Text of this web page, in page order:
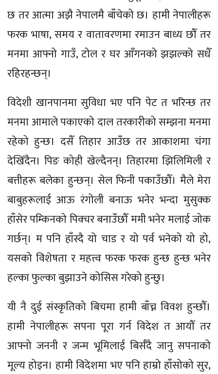
छ तर आत्मा अझै नेपालमै बाँचेको छ। हामी नेपालीहरू
फरक भाषा, समय र वातावरणमा रमाउन बाध्य छौँ तर
मनमा आफ्नो गाउँ, टोल र घर आँगनको झझल्को सधैँ
रहिरहन्छन्।
विदेशी खानपानमा सुविधा भए पनि पेट त भरिन्छ तर
मनमा आमाले पकाएको दाल तरकारीको सम्झना मनमा
रहेको हुन्छ। दसैँ तिहार आउँछ तर आकाशमा चंगा
देखिँदैन। पिङ कोही खेल्दैनन्। तिहारमा झिलिमिली र
बत्तीहरू बलेका हुन्छन्। सेल फिनी पकाउँछौँ। मैले मेरा
बाबुहरूलाई आऊ रंगोली बनाऊ भनेर भन्दा मुसुक्क
हाँसेर पम्किनको पिक्चर बनाउँछौँ ममी भनेर मलाई जोक
गर्छन्। म पनि हाँस्दै यो चाड र यो पर्व भनेको यो हो,
यसको विशेषता र महत्त्व फरक फरक हुन्छ हुन्छ भनेर
हल्का फुल्का बुझाउने कोसिस गरेको हुन्छु।
यी नै दुई संस्कृतिको बिचमा हामी बाँच्न विवश हुन्छौँ।
हामी नेपालीहरू सपना पूरा गर्न विदेश त आयौँ तर
आफ्नो जननी र जन्म भूमिलाई बिर्सँदै जानु सपनाको
मूल्य होइन। हामी विदेशमा भए पनि हाम्रो हाँसोको सुर,